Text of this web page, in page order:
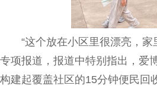
“这个放在小区里很漂亮，
专项报道，报道中特别指出， 爱
构建起覆盖社区的15分钟便民回